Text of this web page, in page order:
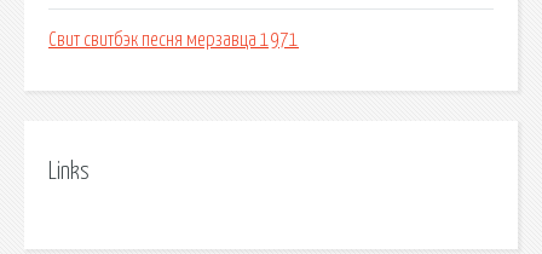
Свит свитбэк песня мерзавца 1971
Links